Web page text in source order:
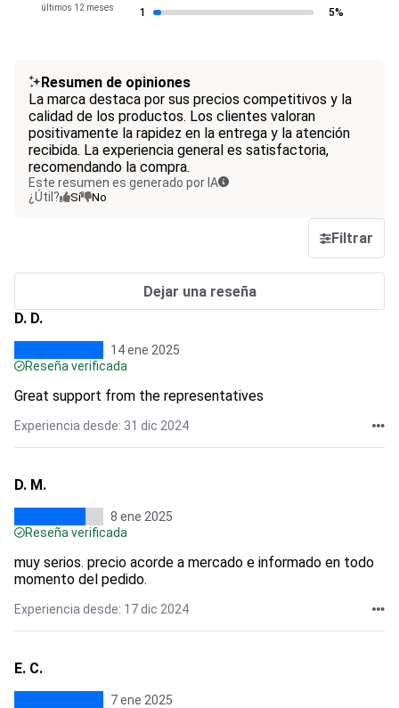
últimos 12 meses
1
5%
Resumen de opiniones
La marca destaca por sus precios competitivos y la
calidad de los productos. Los clientes valoran
positivamente la rapidez en la entrega y la atención
recibida. La experiencia general es satisfactoria,
recomendando la compra.
Este resumen es generado por IA
¿Útil?
Sí No
Filtrar
Dejar una reseña
D. D.
14 ene 2025
Reseña verificada
Great support from the representatives
Experiencia desde: 31 dic 2024
D. M.
8 ene 2025
Reseña verificada
muy serios. precio acorde a mercado e informado en todo
momento del pedido.
Experiencia desde: 17 dic 2024
E. C.
7 ene 2025